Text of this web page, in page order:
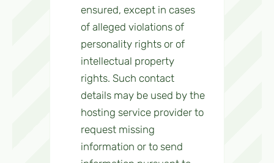
ensured, except in cases
of alleged violations of
personality rights or of
intellectual property
rights. Such contact
details may be used by the
hosting service provider to
request missing
information or to send